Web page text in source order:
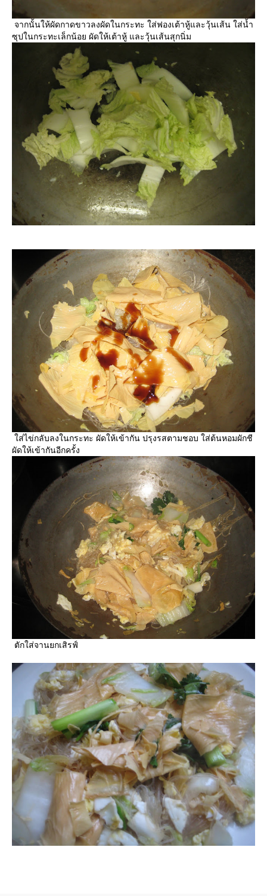
จากนั้นให้ผัดกาดขาวลงผัดในกระทะ ใส่ฟองเต้าหู้และวุ้นเส้น ใส่น้ำ
ซุปในกระทะเล็กน้อย ผัดให้เต้าหู้ และวุ้นเส้นสุกนิ่ม
ส่ไข่กลับลงในกระทะ ผัดให้เข้ากัน ปรุงรสตามชอบ ใส่ต้นหอมผักชี
ผัดให้เข้ากันอีกครั้ง
ตักใส่จานยกเสิรฟ์